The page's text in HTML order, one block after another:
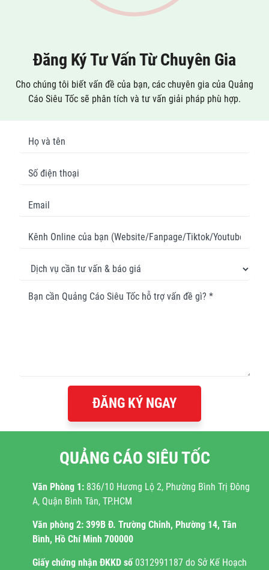
Đăng Ký Tư Vấn Từ Chuyên Gia
Cho chúng tôi biết vấn đề của bạn, các chuyên gia của Quảng
Cáo Siêu Tốc sẽ phân tích và tư vấn giải pháp phù hợp.
QUẢNG CÁO SIÊU TỐC
Văn Phòng 1: 836/10 Hương Lộ 2, Phường Bình Trị Đông
A, Quận Bình Tân, TP.HCM
Văn phòng 2: 399B Đ. Trường Chinh, Phường 14, Tân
Bình, Hồ Chí Minh 700000
Giấy chứng nhận ĐKKD số 0312991187 do Sở Kế Hoạch
ĐĂNG KÝ NGAY